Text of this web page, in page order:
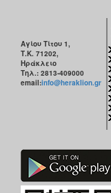
Αγίου Τίτου 1,
Τ.Κ. 71202,
Ηράκλειο
Τηλ.: 2813-409000
email:info@heraklion.gr